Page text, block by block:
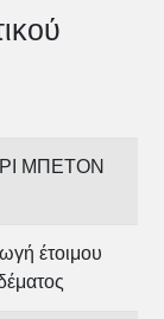
ΜΠΕΤΟΝ
έτοιμου